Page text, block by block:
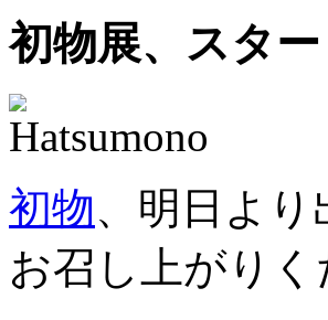
初物展、スタ
初物、明日よ
お召し上がりく